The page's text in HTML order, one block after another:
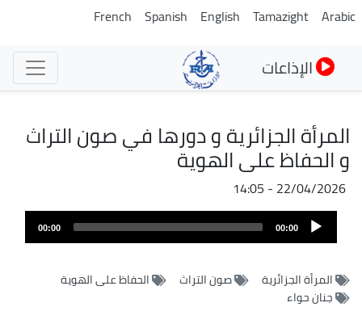
تجاوز
Arabic
Tamazight
English
Spanish
French
الإذاعات
المرأة الجزائرية و دورها في صون التراث
و الحفاظ على الهوية
22/04/2026 - 14:05
ملف
الصوت
Audio
Player
00:00
00:00
المرأة الجزائرية صون التراث
الحفاظ على الهوية
جنان حواء